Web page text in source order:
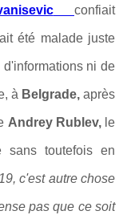
confiait
été malade juste
ni de
à Belgrade,après
Andrey Rublev,le
sans toutefois en
c'est autre chose
pas que ce soit